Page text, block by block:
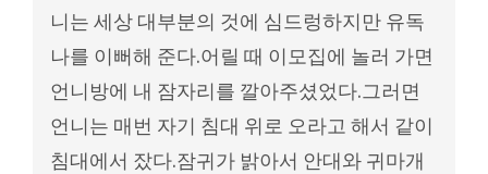
니는 세상 대부분의 것에 심드렁하지만 유독
나를 이뻐해 준다.어릴 때 이모집에 놀러 가면
언니방에 내 잠자리를 깔아주셨었다.그러면
언니는 매번 자기 침대 위로 오라고 해서 같이
침대에서 잤다.잠귀가 밝아서 안대와 귀마개